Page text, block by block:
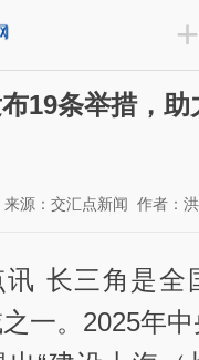
+
19条举措，助
来源：交汇点新闻 作者：
讯 长三角是全
一。 2025年